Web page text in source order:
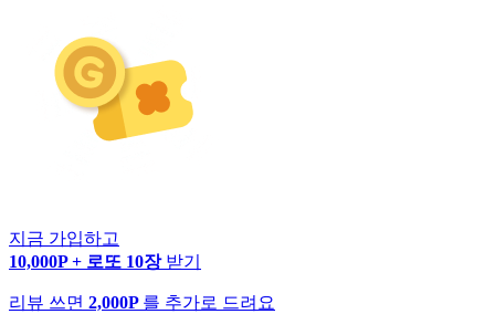
지금 가입하고
10,000P + 로또 10장 받기
리뷰 쓰면 2,000P 를 추가로 드려요